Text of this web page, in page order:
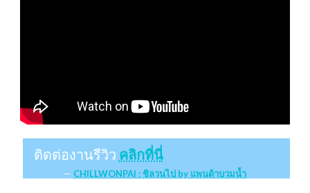
ติดต่องานรีวิว คลิกที่นี่
CHILLWONPAI : ชิลวนไป by แพนด้าบวมน้ำ